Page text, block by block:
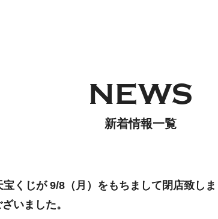
NEWS
新着情報一覧
宝くじが 9/8（月）をもちまして閉店致し
いました。